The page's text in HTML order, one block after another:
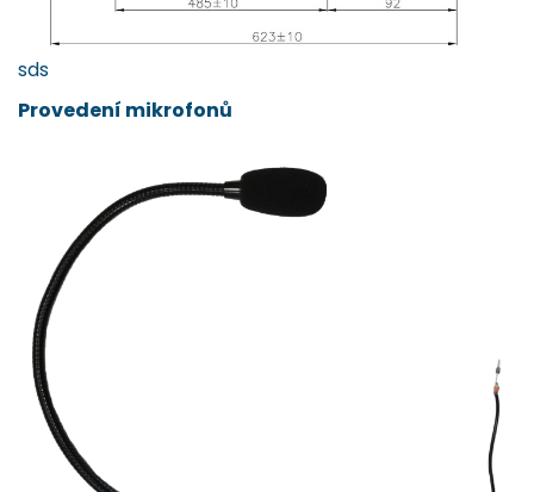
sds
Provedení mikrofonů